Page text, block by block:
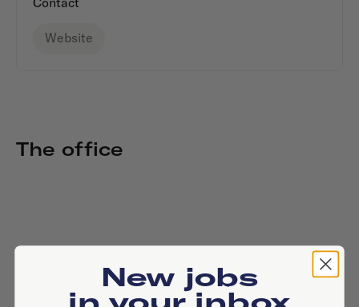
Website
The office
New jobs
in your inbox